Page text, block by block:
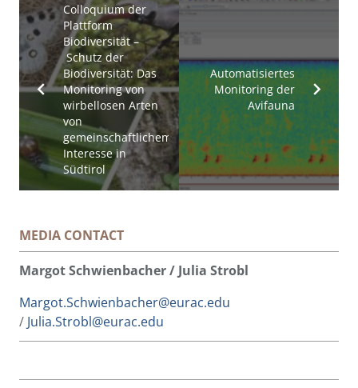
Colloquium der
Plattform
Biodiversität –
Schutz der
Biodiversität: Das
Monitoring von
wirbellosen Arten
von
gemeinschaftlichem
Interesse in
Südtirol
Automatisiertes
Monitoring der
Avifauna
MEDIA CONTACT
Margot Schwienbacher / Julia Strobl
Margot.Schwienbacher@eurac.edu
/ Julia.Strobl@eurac.edu